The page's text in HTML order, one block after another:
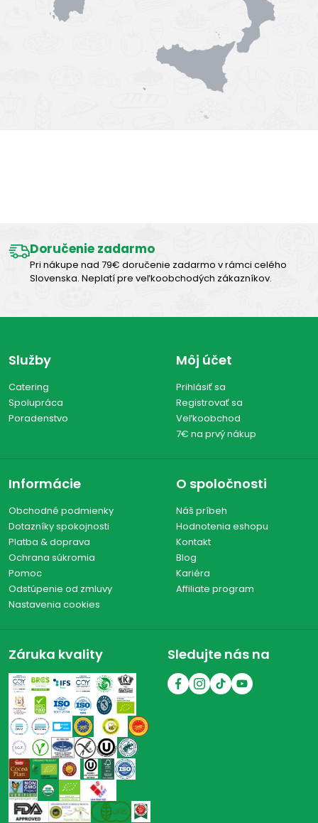
Doručenie zadarmo
Pri nákupe nad 79€ doručenie zadarmo v rámci celého
Slovenska. Neplatí pre veľkoobchodých zákazníkov.
Služby
Catering
Spolupráca
Poradenstvo
Môj účet
Prihlásiť sa
Registrovať sa
Veľkoobchod
7€ na prvý nákup
Informácie
Obchodné podmienky
Dotazníky spokojnosti
Platba & doprava
Ochrana súkromia
Pomoc
Odstúpenie od zmluvy
Nastavenia cookies
O spoločnosti
Náš príbeh
Hodnotenia eshopu
Kontakt
Blog
Kariéra
Affiliate program
Záruka kvality Sledujte nás na